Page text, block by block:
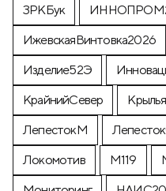
ЗРКБук
ИжевскаяВинтовка2026
Изделие52Э
КрайнийСевер
ЛепестокМ
Локомотив
М119